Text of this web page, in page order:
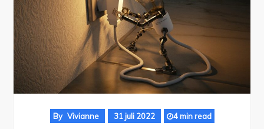
By Vivianne 31 juli 2022 4 min read